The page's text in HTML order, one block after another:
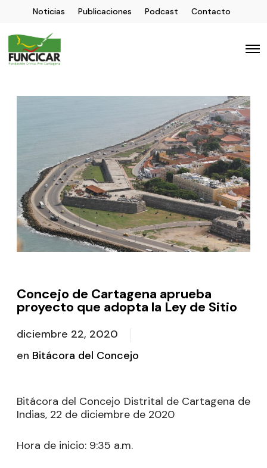
Noticias Publicaciones Podcast Contacto
Concejo de Cartagena aprueba
proyecto que adopta la Ley de Sitio
diciembre 22, 2020
en Bitácora del Concejo
Bitácora del Concejo Distrital de Cartagena de
Indias, 22 de diciembre de 2020
Hora de inicio: 9:35 a.m.